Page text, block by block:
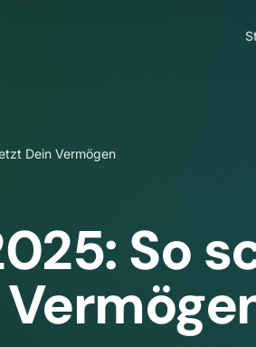
Dein Vermögen
So